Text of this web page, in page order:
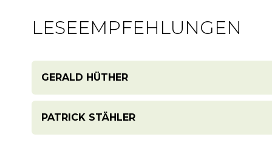
LESEEMPFEHLUNGEN
GERALD HÜTHER
„Würde: Was uns stark macht – als
Wir alle wollen in Würde sterben, aber sollten
PATRICK STÄHLER